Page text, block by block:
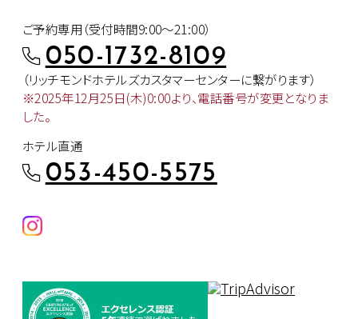
ご予約専用（受付時間9:00～21:00）
050-1732-8109
（リッチモンドホテルズカスタマーセンターに繋がります）
※2025年12月25日(木)0:00より、電話番号が変更となりま
した。
ホテル直通
053-450-5575